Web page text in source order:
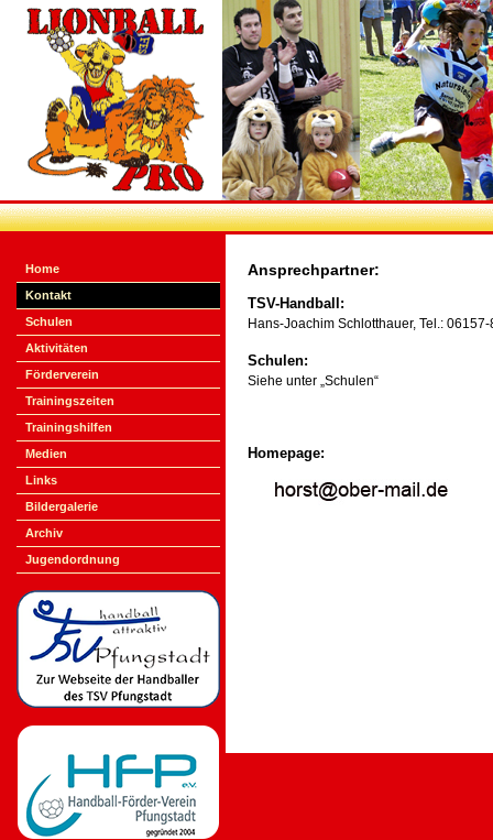
Home
Kontakt
Schulen
Aktivitäten
Förderverein
Trainingszeiten
Trainingshilfen
Medien
Links
Bildergalerie
Archiv
Jugendordnung
Ansprechpartner:
TSV-Handball:
Hans-Joachim Schlotthauer, Tel.:
Schulen:
Siehe unter „Schulen“
Homepage: